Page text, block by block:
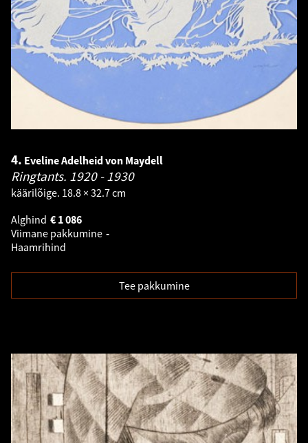
4. Eveline Adelheid von Maydell
Ringtants. 1920 - 1930
käärilõige. 18.8 × 32.7 cm
Alghind
1 086
€
Viimane pakkumine -
Haamrihind
Tee pakkumine